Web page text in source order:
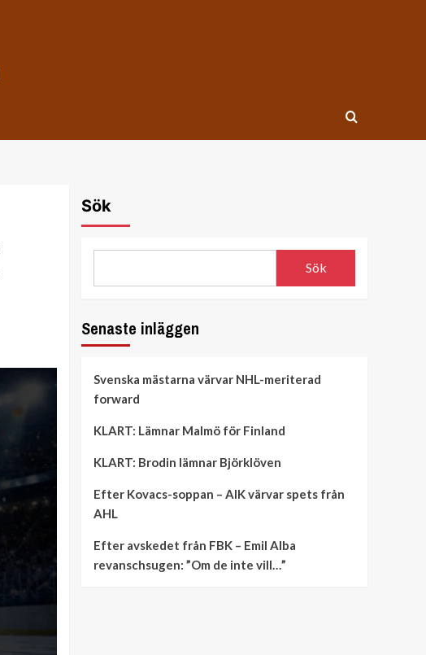
Sök
Sök
Senaste inläggen
Svenska mästarna värvar NHL-meriterad
forward
KLART: Lämnar Malmö för Finland
KLART: Brodin lämnar Björklöven
Efter Kovacs-soppan – AIK värvar spets från
AHL
Efter avskedet från FBK – Emil Alba
revanschsugen: ”Om de inte vill…”